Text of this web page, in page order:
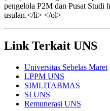
pengelola P2M dan Pusat Studi
usulan.</li> </ol>
Link Terkait UNS
Universitas Sebelas Maret
LPPM UNS
SIMLITABMAS
SI UNS
Remunerasi UNS